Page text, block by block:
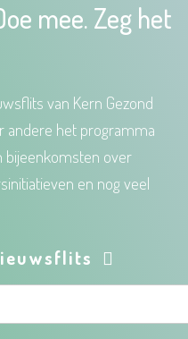
mee. Zeg het
van Kern Gezond
andere het programma
bijeenkomsten over
en nog veel